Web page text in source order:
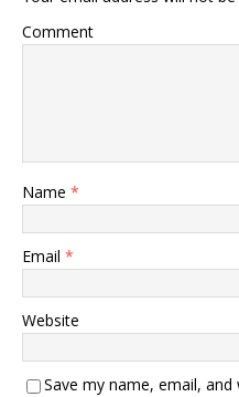
Comment
Name *
Email *
Website
Save my name, email,